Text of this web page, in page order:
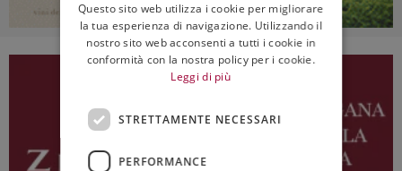
ENGLISH
Questo sito web utilizza i cookie per migliorare
la tua esperienza di navigazione. Utilizzando il
nostro sito web acconsenti a tutti i cookie in
conformità con la nostra policy per i cookie.
Leggi di più
STRETTAMENTE NECESSARI
PERFORMANCE